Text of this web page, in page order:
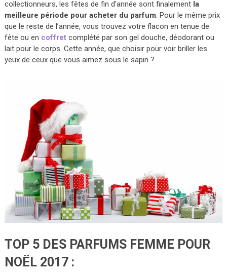
collectionneurs, les fêtes de fin d’année sont finalement la
meilleure période pour acheter du parfum. Pour le même prix
que le reste de l’année, vous trouvez votre flacon en tenue de
fête ou en coffretcomplété par son gel douche, déodorant ou
lait pour le corps. Cette année, que choisir pour voir briller les
yeux de ceux que vous aimez sous le sapin ?
TOP 5 DES PARFUMS FEMME POUR
NOËL 2017 :